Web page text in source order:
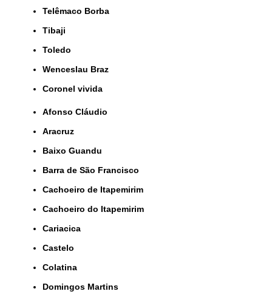
Telêmaco Borba
Tibaji
Toledo
Wenceslau Braz
coronel vivida
Afonso Cláudio
Aracruz
Baixo Guandu
Barra de São Francisco
Cachoeiro de Itapemirim
Cachoeiro do Itapemirim
Cariacica
Castelo
Colatina
Domingos Martins